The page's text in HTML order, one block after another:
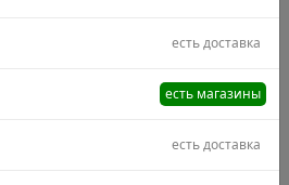
есть доставка
есть магазины
есть доставка